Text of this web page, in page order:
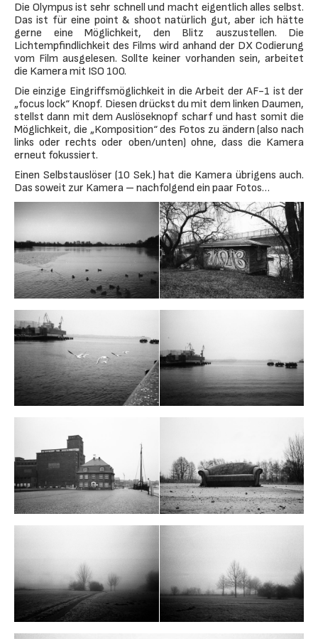
Die Olympus ist sehr schnell und macht eigentlich alles selbst.
Das ist für eine point & shoot natürlich gut, aber ich hätte
gerne eine Möglichkeit, den Blitz auszustellen. Die
Lichtempfindlichkeit des Films wird anhand der DX Codierung
vom Film ausgelesen. Sollte keiner vorhanden sein, arbeitet
die Kamera mit ISO 100.
Die einzige Eingriffsmöglichkeit in die Arbeit der AF-1 ist der
„focus lock“ Knopf. Diesen drückst du mit dem linken Daumen,
stellst dann mit dem Auslöseknopf scharf und hast somit die
Möglichkeit, die „Komposition“ des Fotos zu ändern (also nach
links oder rechts oder oben/unten) ohne, dass die Kamera
erneut fokussiert.
Einen Selbstauslöser (10 Sek.) hat die Kamera übrigens auch.
Das soweit zur Kamera – nachfolgend ein paar Fotos…